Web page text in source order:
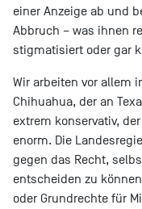
einer Anzeige ab und
Abbruch – was ihnen
stigmatisiert oder gar
Wir arbeiten vor allem
Chihuahua, der an
extrem konservativ,
enorm. Die
gegen das Recht,
entscheiden zu
oder Grundrechte für